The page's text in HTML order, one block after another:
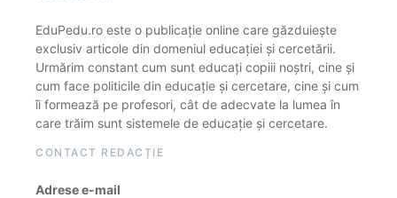
EduPedu.ro este o publicație online care găzduiește
exclusiv articole din domeniul educației și cercetării.
Urmărim constant cum sunt educați copiii noștri, cine și
cum face politicile din educație și cercetare, cine și cum
îi formează pe profesori, cât de adecvate la lumea în
care trăim sunt sistemele de educație și cercetare.
CONTACT REDACȚIE
Adrese e-mail